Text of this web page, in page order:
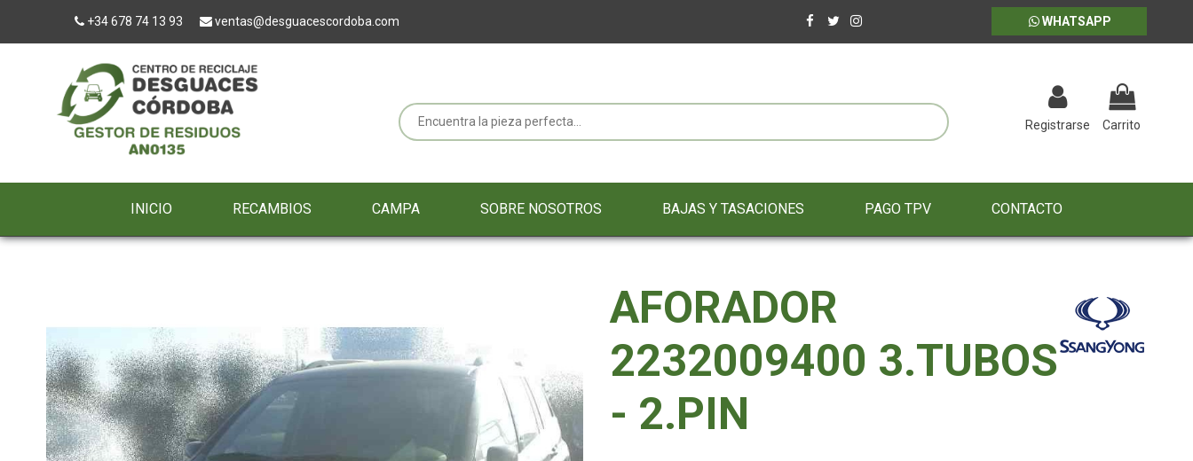
+34 678 74 13 93 ventas@desguacescordoba.com WHATSAPP
Registrarse Carrito
INICIO RECAMBIOS CAMPA SOBRE NOSOTROS BAJAS Y TASACIONES PAGO TPV CONTACTO
AFORADOR
2232009400 3.TUBOS
- 2.PIN